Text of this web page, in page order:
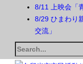
8/11 上映会「
8/29 ひまわり
交流」
Search
for: